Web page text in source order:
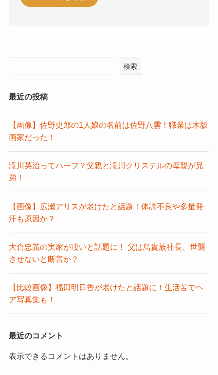
検索
最近の投稿
【画像】佐野史郎の1人娘の名前は佐野八雲！職業は木版
画家だった！
滝川英治ってハーフ？父親と滝川クリステルの母親が兄
弟！
【画像】広瀬アリスが老けたと話題！体調不良や多量発
汗も原因か？
大倉忠義の実家が凄いと話題に！ 父は鳥貴族社長、世襲
させないと断言か？
【比較画像】福田明日香が老けたと話題に！生活苦でヘ
ア写真集も！
最近のコメント
表示できるコメントはありません。